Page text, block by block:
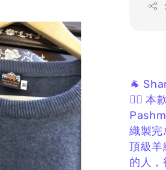
🐐
❤️‍🔥 本
織製完
頂級羊
的人，